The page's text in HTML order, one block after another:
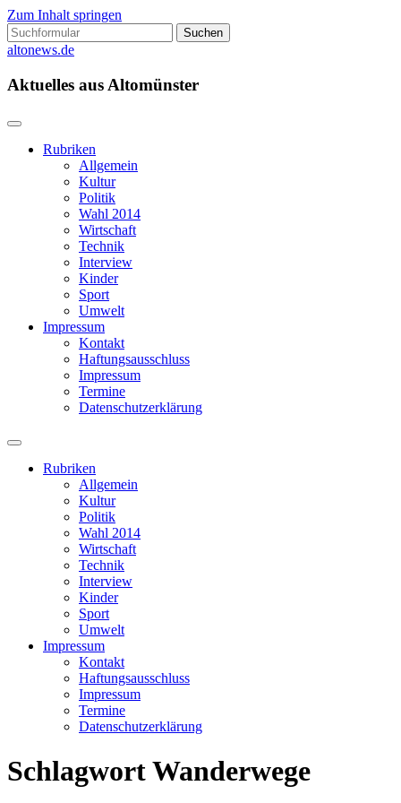
Zum Inhalt springen
Suchen
nach:
altonews.de
Aktuelles aus Altomünster
Rubriken
Allgemein
Kultur
Politik
Wahl 2014
Wirtschaft
Technik
Interview
Kinder
Sport
Umwelt
Impressum
Kontakt
Haftungsausschluss
Impressum
Termine
Datenschutzerklärung
Suchfeld
ein-/ausblenden
Rubriken
Allgemein
Kultur
Politik
Wahl 2014
Wirtschaft
Technik
Interview
Kinder
Sport
Umwelt
Impressum
Kontakt
Haftungsausschluss
Impressum
Termine
Datenschutzerklärung
SchlagwortWanderwege